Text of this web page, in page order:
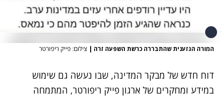
המורה הגזענית שהתבררה כרשת השפעה זרה | צילום: פייק ריפורטר
דוח חדש של מבקר המדינה, שבו נעשה גם שימוש
במידע ומחקרים של ארגון פייק ריפורטר, המתמחה